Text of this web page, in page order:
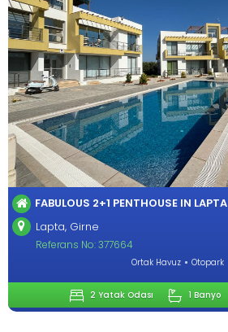
FABULOUS 2+1 PENTHOUSE IN LAPTA
Lapta, Girne
Referans No: 377664
Ortak Havuz Otopark
2 Yatak Odası 1 Banyo